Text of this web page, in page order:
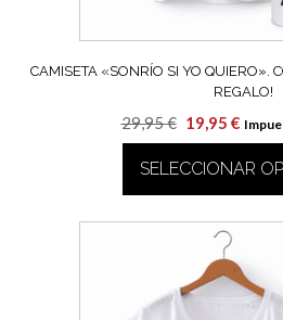
CAMISETA «SONRÍO SI YO QUIERO».
REGALO!
29,95€ El
precio
original
era:
29,95 €.
19,95 €El
es:
19,95
SELECCIONAR